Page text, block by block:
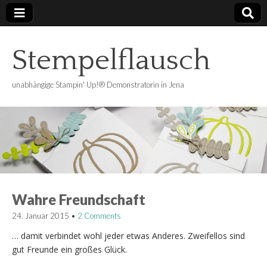
Stempelflausch
unabhängige Stampin' Up!® Demonstratorin in Jena
Wahre Freundschaft
24. Januar 2015 • 2 Comments
… damit verbindet wohl jeder etwas Anderes. Zweifellos sind
gut Freunde ein großes Glück.